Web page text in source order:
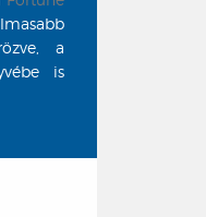
a
is